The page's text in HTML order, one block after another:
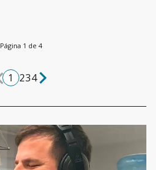
Página 1 de 4
1 234